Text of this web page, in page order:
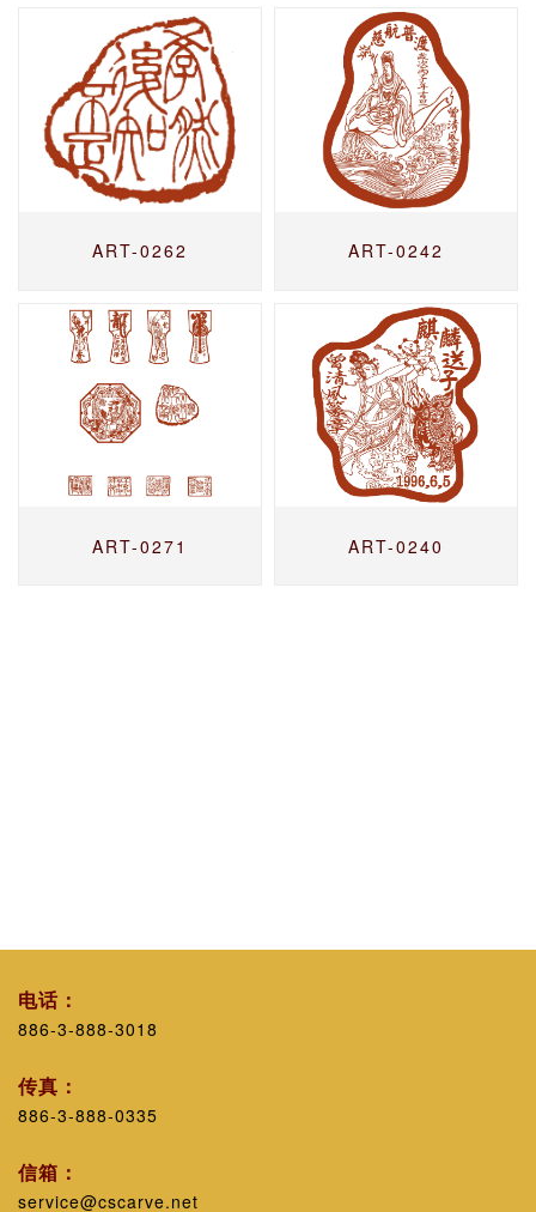
ART-0262 ART-0242
ART-0271 ART-0240
电话：
886-3-888-3018
传真：
886-3-888-0335
信箱：
service@cscarve.net